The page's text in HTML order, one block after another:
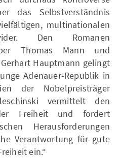
das Selbstverständnis
multinationalen
Den Romanen
Thomas Mann und
Hauptmann gelingt
Adenauer-Republik in
der Nobelpreisträger
vermittelt den
Freiheit und fordert
Herausforderungen
Verantwortung für gute
ein.“